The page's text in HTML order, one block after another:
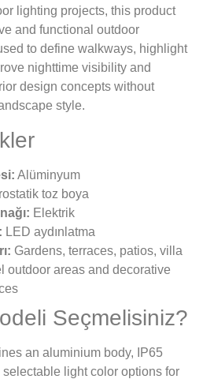
lighting projects, this product
and functional outdoor
to define walkways, highlight
nighttime visibility and
design concepts without
style.
Alüminyum
toz boya
Elektrik
LED aydınlatma
Gardens, terraces, patios, villa
outdoor areas and decorative
Seçmelisiniz?
an aluminium body, IP65
light color options for